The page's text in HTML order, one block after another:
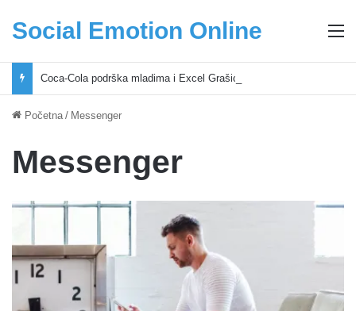
Social Emotion Online
Početna / Messenger
Messenger